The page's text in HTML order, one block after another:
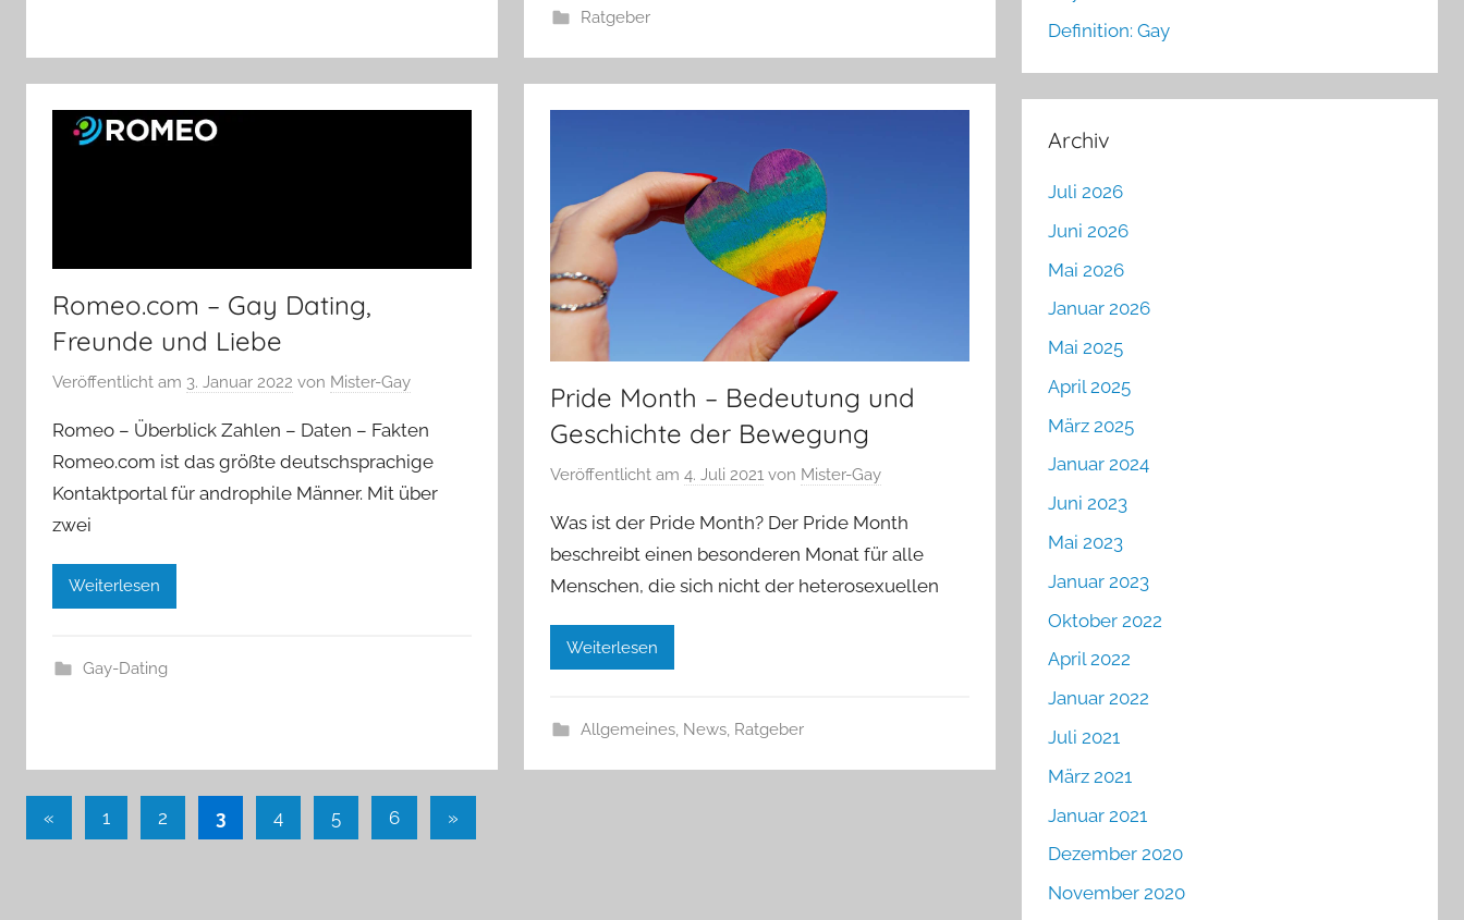
Ratgeber
Romeo.com – Gay Dating,
Freunde und Liebe
Veröffentlicht am 3. Januar 2022 von Mister-Gay
Romeo – Überblick Zahlen – Daten – Fakten
Romeo.com ist das größte deutschsprachige
Kontaktportal für androphile Männer. Mit über
zwei
Weiterlesen
Gay-Dating
Pride Month – Bedeutung und
Geschichte der Bewegung
Veröffentlicht am4. Juli 2021 von Mister-Gay
Was ist der Pride Month? Der Pride Month
beschreibt einen besonderen Monat für alle
Menschen, die sich nicht der heterosexuellen
Weiterlesen
Allgemeines, News, Ratgeber
Seitennummerierung
« Vorherige
1 2 3 4 5 6
Nächste
»
Definition: Gay
Archiv
Juli 2026
Juni 2026
Mai 2026
Januar 2026
Mai 2025
April 2025
März 2025
Januar 2024
Juni 2023
Mai 2023
Januar 2023
Oktober 2022
April 2022
Januar 2022
Juli 2021
März 2021
Januar 2021
Dezember 2020
November 2020